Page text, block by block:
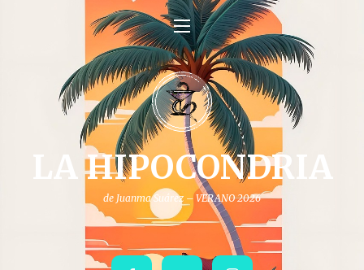
LA HIPOCONDRIA
de Juanma Suárez – VERANO 2026